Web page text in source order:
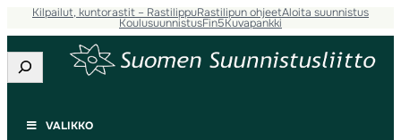
Kilpailut, kuntorastit – RastilippuRastilipun ohjeetAloita suunnistus
KoulusuunnistusFin5Kuvapankki
Etsi
VALIKKO